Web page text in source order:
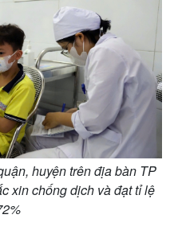
Quân sự - Quốc phòng
huyện trên địa bàn TP
xin chống dịch và đạt tỉ lệ